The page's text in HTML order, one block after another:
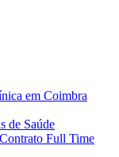
em Coimbra
de Saúde
Full Time